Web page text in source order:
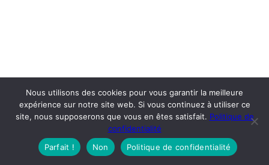
Nous utilisons des cookies pour vous garantir la meilleure
expérience sur notre site web. Si vous continuez à utiliser ce
site, nous supposerons que vous en êtes satisfait. Politique de
confidentialité
Parfait !
Non Politique de confidentialité